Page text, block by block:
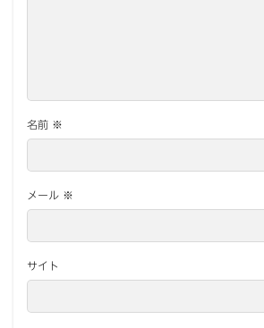
名前 ※
メール ※
サイト